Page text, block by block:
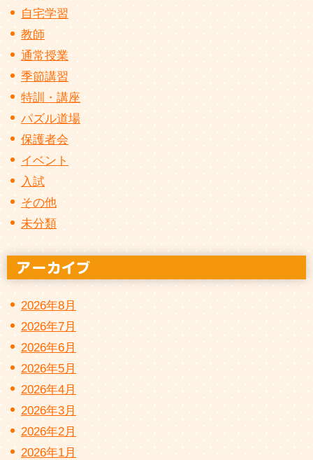
自宅学習
教師
通常授業
季節講習
特訓・講座
パズル道場
保護者会
イベント
入試
その他
未分類
2026年8月
2026年7月
2026年6月
2026年5月
2026年4月
2026年3月
2026年2月
2026年1月